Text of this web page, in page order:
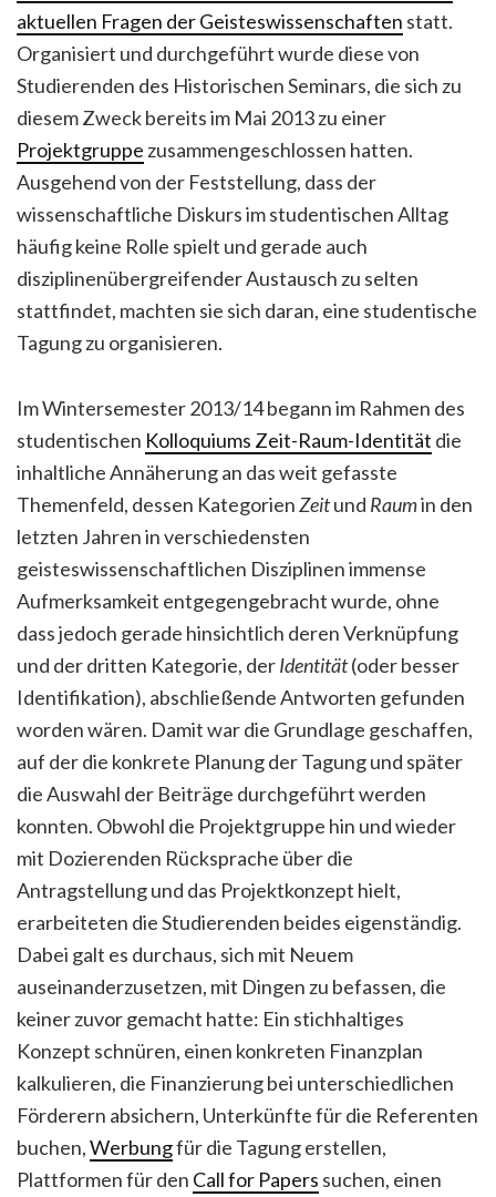
aktuellen Fragen der Geisteswissenschaften statt.
Organisiert und durchgeführt wurde diese von
Studierenden des Historischen Seminars, die sich zu
diesem Zweck bereits im Mai 2013 zu einer
Projektgruppe zusammengeschlossen hatten.
Ausgehend von der Feststellung, dass der
wissenschaftliche Diskurs im studentischen Alltag
häufig keine Rolle spielt und gerade auch
disziplinenübergreifender Austausch zu selten
stattfindet, machten sie sich daran, eine studentische
Tagung zu organisieren.
Im Wintersemester 2013/14 begann im Rahmen des
studentischen Kolloquiums Zeit-Raum-Identität die
inhaltliche Annäherung an das weit gefasste
Themenfeld, dessen KategorienZeitund Raumin den
letzten Jahren in verschiedensten
geisteswissenschaftlichen Disziplinen immense
Aufmerksamkeit entgegengebracht wurde, ohne
dass jedoch gerade hinsichtlich deren Verknüpfung
und der dritten Kategorie, derIdentität(oder besser
Identifikation), abschließende Antworten gefunden
worden wären. Damit war die Grundlage geschaffen,
auf der die konkrete Planung der Tagung und später
die Auswahl der Beiträge durchgeführt werden
konnten. Obwohl die Projektgruppe hin und wieder
mit Dozierenden Rücksprache über die
Antragstellung und das Projektkonzept hielt,
erarbeiteten die Studierenden beides eigenständig.
Dabei galt es durchaus, sich mit Neuem
auseinanderzusetzen, mit Dingen zu befassen, die
keiner zuvor gemacht hatte: Ein stichhaltiges
Konzept schnüren, einen konkreten Finanzplan
kalkulieren, die Finanzierung bei unterschiedlichen
Förderern absichern, Unterkünfte für die Referenten
buchen,Werbungfür die Tagung erstellen,
Plattformen für den Call for Papers suchen, einen